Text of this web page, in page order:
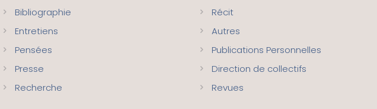
Bibliographie
Entretiens
Pensées
Presse
Recherche
Récit
Autres
Publications Personnelles
Direction de collectifs
Revues